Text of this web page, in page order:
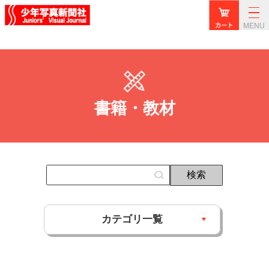
MENU
書籍・教材
カテゴリ一覧